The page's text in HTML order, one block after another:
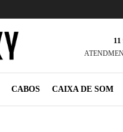
CABOS CAIXA DE SOM